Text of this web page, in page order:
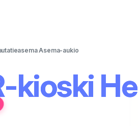
Asema-aukio
kioski